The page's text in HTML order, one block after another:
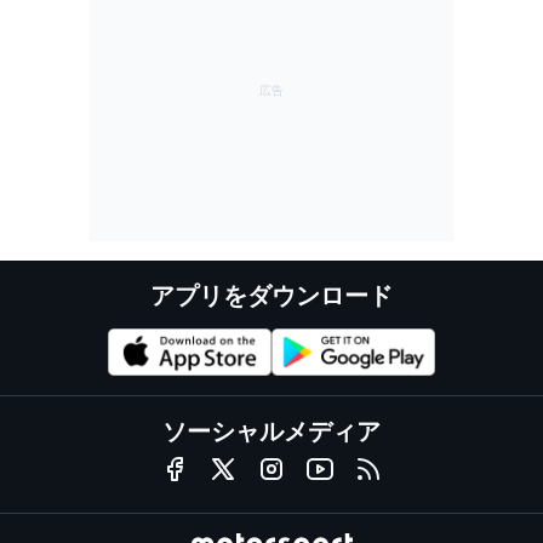
アプリをダウンロード
ソーシャルメディア